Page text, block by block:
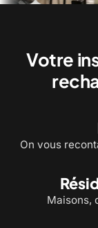
Votre
On vous
Maisons,